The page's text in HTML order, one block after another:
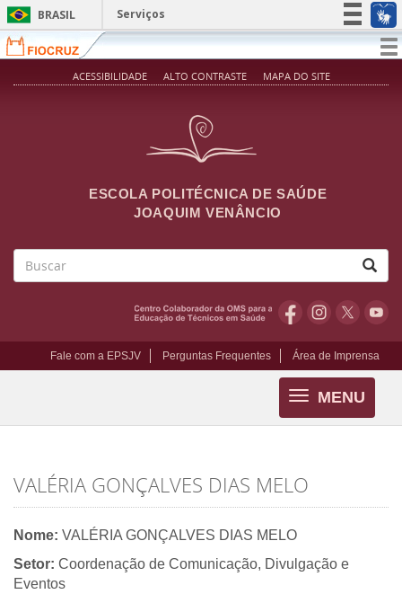
Pular para o conteúdo principal
BRASIL
Serviços
Simplifique!
Participe
ACESSIBILIDADE ALTO CONTRASTE MAPA DO SITE
ESCOLA POLITÉCNICA DE SAÚDE
JOAQUIM VENÂNCIO
Fale com a EPSJV Perguntas Frequentes Área de Imprensa
MENU
Toggle
navigation
VALÉRIA GONÇALVES DIAS MELO
Nome: VALÉRIA GONÇALVES DIAS MELO
Setor: Coordenação de Comunicação, Divulgação e
Eventos